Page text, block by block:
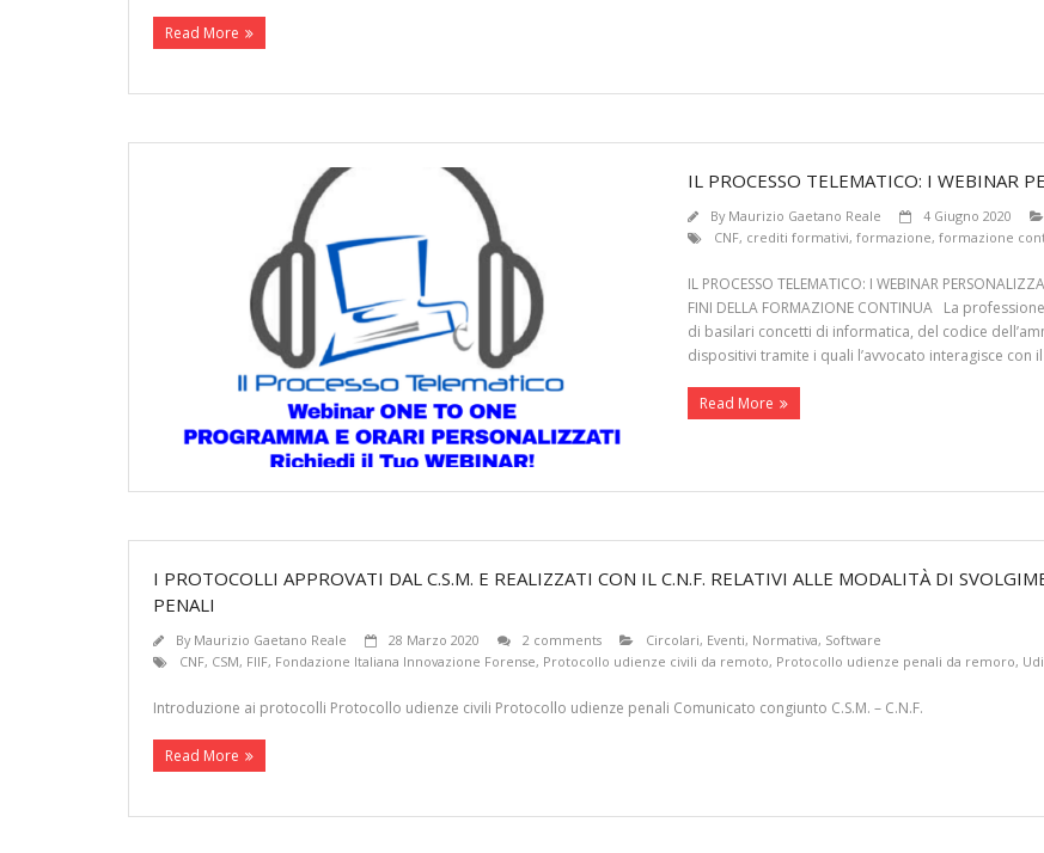
Read More
IL PROCESSO TELEMATICO: I WEBINAR
By Maurizio Gaetano Reale 4 Giugno 2020
CNF, crediti formativi, formazione, formazione
IL PROCESSO TELEMATICO: I WEBINAR
FINI DELLA FORMAZIONE CONTINUA La
di basilari concetti di informatica, del codice
dispositivi tramite i quali l’avvocato interagisce
Read More
I PROTOCOLLI APPROVATI DAL C.S.M. E REALIZZATI CON IL C.N.F. RELATIVI ALLE MODALITÀ DI
PENALI
By Maurizio Gaetano Reale 28 Marzo 2020 2 comments Circolari, Eventi, Normativa, Software
CNF, CSM, FIIF, Fondazione Italiana Innovazione Forense, Protocollo udienze civili da remoto, Protocollo udienze penali da remoro,
Introduzione ai protocolli Protocollo udienze civili Protocollo udienze penali Comunicato congiunto C.S.M. – C.N.F.
Read More